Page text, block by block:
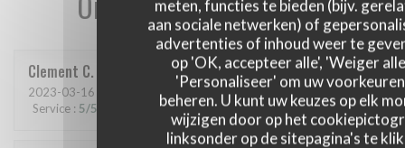
meten, functies te bieden (bijv.
aan sociale netwerken) of
advertenties of inhoud weer te
op 'OK, accepteer alle', 'Weiger
'Personaliseer' om uw
beheren. U kunt uw keuzes op elk
wijzigen door op het
linksonder op de sitepagina's te
Clement C
2023-03-16 - 21:00 - Gasten 6
Service : 5/5 :5/5 Keuken: 5/5 Kwaliteit / Prijs : 5/5